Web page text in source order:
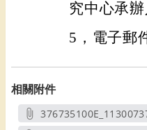
究中心承
5，電子郵
相關附件